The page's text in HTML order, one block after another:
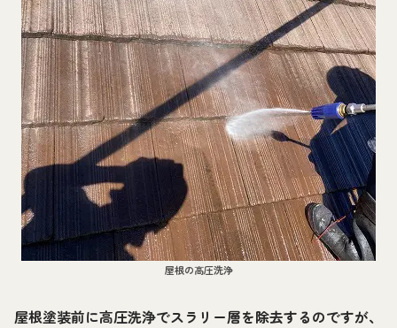
屋根の高圧洗浄
屋根塗装前に高圧洗浄でスラリー層を除去するのですが、